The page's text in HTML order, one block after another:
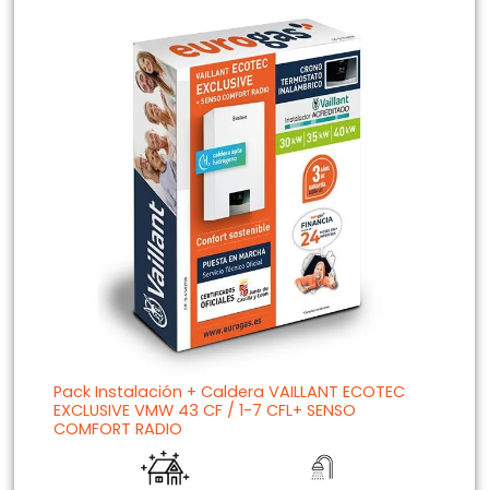
Pack Instalación + Caldera VAILLANT ECOTEC
EXCLUSIVE VMW 43 CF / 1-7 CFL+ SENSO
COMFORT RADIO